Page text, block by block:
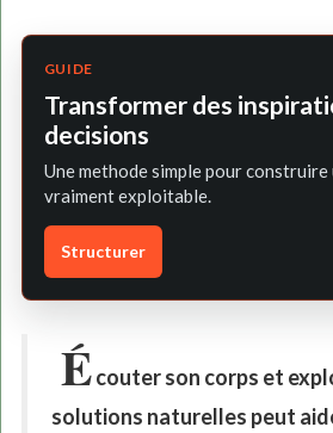
GUIDE
Transformer des
decisions
Une methode simple pour construire
vraiment exploitable.
Structurer
Écouter son corps et
solutions naturelles peut